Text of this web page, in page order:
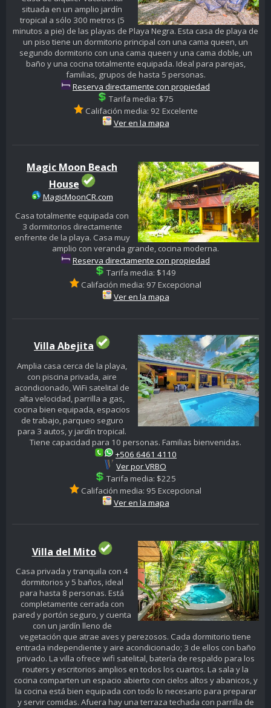
situada en un amplio jardín
tropical a sólo 300 metros (5
minutos a pie) de las playas de Playa Negra. Esta casa de playa de
un piso tiene un dormitorio principal con una cama queen, un
segundo dormitorio con una cama queen y una cama doble, un
baño y una cocina totalmente equipada. Ideal para parejas,
familias, grupos de hasta 5 personas.
Reserva directamente con propiedad
Tarifa media: $75
Califación media: 92 Excelente
Ver en la mapa
Magic Moon Beach
House
MagicMoonCR.com
Casa totalmente equipada con
3 dormitorios directamente
enfrente de la playa. Casa muy
amplio con veranda grande, cocina moderna.
Reserva directamente con propiedad
Tarifa media: $149
Califación media: 97 Excepcional
Ver en la mapa
Villa Abejita
Amplia casa cerca de la playa,
con piscina privada, aire
acondicionado, WiFi satelital de
alta velocidad, parrilla a gas,
cocina bien equipada, espacios
de trabajo, parqueo seguro
para 3 autos, y jardín tropical.
Tiene capacidad para 10 personas. Familias bienvenidas.
+506 6461 4110
Ver por VRBO
Tarifa media: $225
Califación media: 95 Excepcional
Ver en la mapa
Villa del Mito
Casa privada y tranquila con 4
dormitorios y 5 baños, ideal
para hasta 8 personas. Está
completamente cerrada con
pared y portón seguro, y cuenta
con un jardín lleno de
vegetación que atrae aves y perezosos. Cada dormitorio tiene
entrada independiente y aire acondicionado; 3 de ellos con baño
privado. La villa ofrece wifi satelital, batería de respaldo para los
routers y escritorios amplios en todos los cuartos. La sala y la
cocina comparten un espacio abierto con cielos altos y abanicos, y
la cocina está bien equipada con todo lo necesario para preparar
y servir comidas. Afuera hay una terraza techada con parrilla de